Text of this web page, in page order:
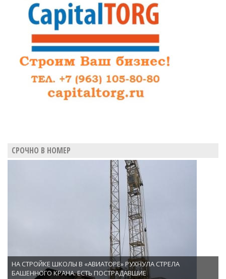
СРОЧНО В НОМЕР
НА СТРОЙКЕ ШКОЛЫ В «АВИАТОРЕ» РУХНУЛА СТРЕЛА
БАШЕННОГО КРАНА. ЕСТЬ ПОСТРАДАВШИЕ